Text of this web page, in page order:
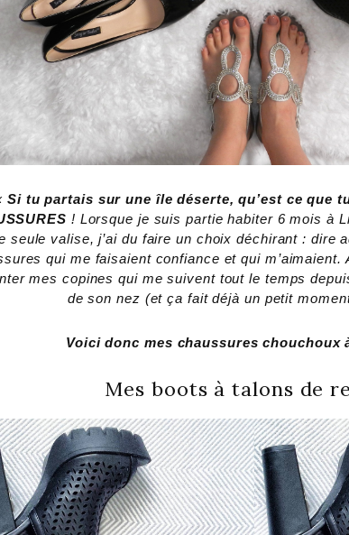
Si tu partais sur une île déserte, qu’est ce que
! Lorsque je suis partie habiter 6 mois à
seule valise, j’ai du faire un choix déchirant : dire
qui me faisaient confiance et qui m’aimaient.
mes copines qui me suivent tout le temps
de son nez (et ça fait déjà un petit
Voici donc mes chaussures chouchoux
Mes boots à talons de